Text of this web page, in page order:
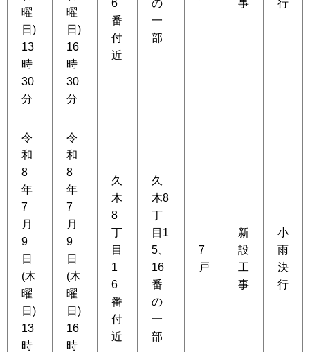
曜
日)
13
時
30
分
曜
日)
16
時
30
分
6
番
付
近
の
一
部
事 行
令
和
8
年
7
月
9
日
(木
曜
日)
13
時
令
和
8
年
7
月
9
日
(木
曜
日)
16
時
久
木
8
丁
目
1
6
番
付
近
久
木8
丁
目1
5、
16
番
の
一
部
7
戸
新
設
工
事
小
雨
決
行